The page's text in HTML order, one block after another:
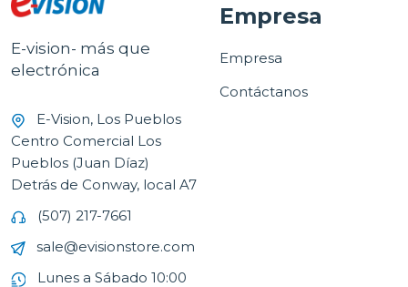
E-vision- más que
electrónica
E-Vision, Los Pueblos
Centro Comercial Los
Pueblos (Juan Díaz)
Detrás de Conway, local A7
(507) 217-7661
sale@evisionstore.com
Lunes a Sábado 10:00
Empresa
Empresa
Contáctanos